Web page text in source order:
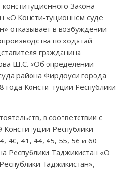
Закона
«О Консти-туцион­ном суде
отказы­вает в возбуж­дении
по хода­тай­
гражданина
Ш.С. «Об опреде­лении
района Фирдоуси города
Консти-туции Респуб­лики
в соответствии с
Конституции Республики
40, 41, 44, 45, 55, 56 и 60
Республики Таджикистан «О
Таджикистан»,